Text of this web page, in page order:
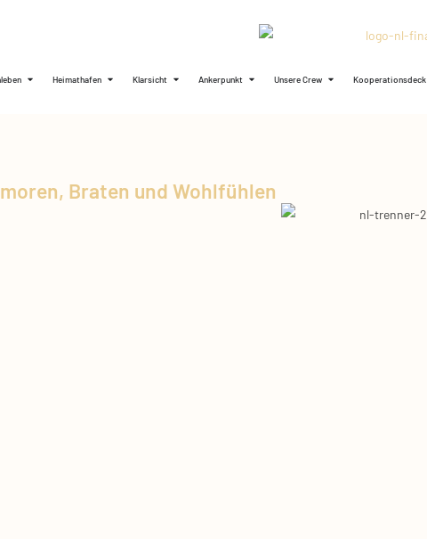
Heimathafen Klarsicht Ankerpunkt Unsere Crew Kooperationsdeck
Braten und Wohlfühlen